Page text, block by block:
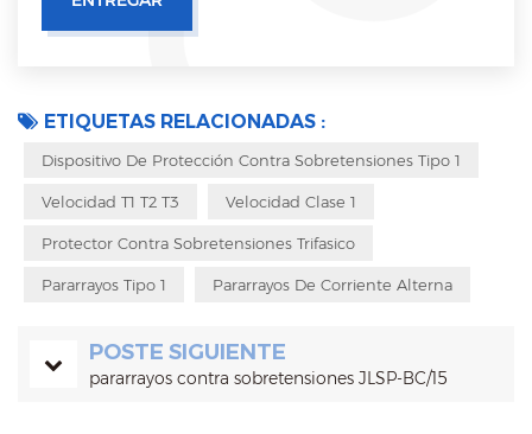
ETIQUETAS RELACIONADAS :
Dispositivo De Protección Contra Sobretensiones Tipo 1
Velocidad T1 T2 T3 Velocidad Clase 1
Protector Contra Sobretensiones Trifasico
Pararrayos Tipo 1 Pararrayos De Corriente Alterna
POSTE SIGUIENTE
pararrayos contra sobretensiones JLSP-BC/15